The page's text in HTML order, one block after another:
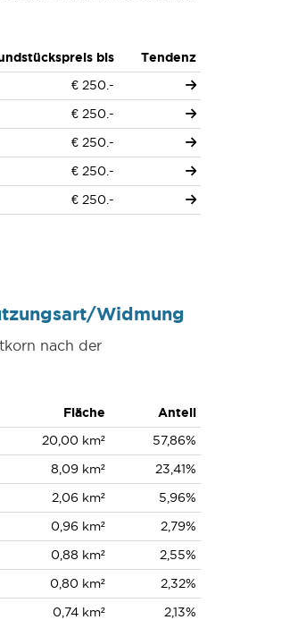
bis
Tendenz
€ 250.-
€ 250.-
€ 250.-
€ 250.-
€ 250.-
Widmung
nach der
Fläche
Anteil
20,00 km²
57,86%
8,09 km²
23,41%
2,06 km²
5,96%
0,96 km²
2,79%
0,88 km²
2,55%
0,80 km²
2,32%
0,74 km²
2,13%